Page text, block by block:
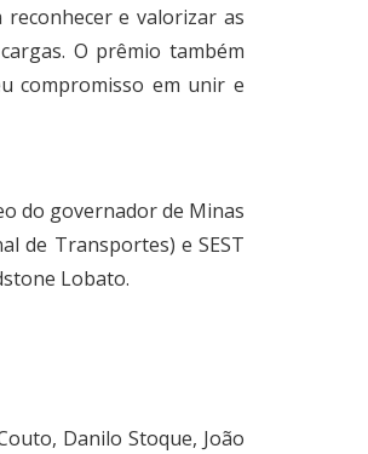
e valorizar as
O prêmio também
compromisso em unir e
do governador de Minas
de Transportes) e SEST
Lobato.
Danilo Stoque, João